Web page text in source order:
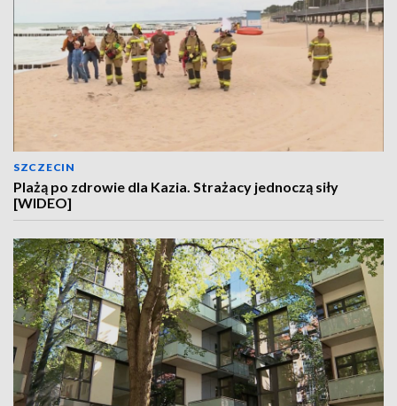
SZCZECIN
Plażą po zdrowie dla Kazia. Strażacy jednoczą siły
[WIDEO]